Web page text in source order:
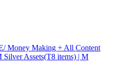
Money Making + All Content
Assets(T8 items) | M